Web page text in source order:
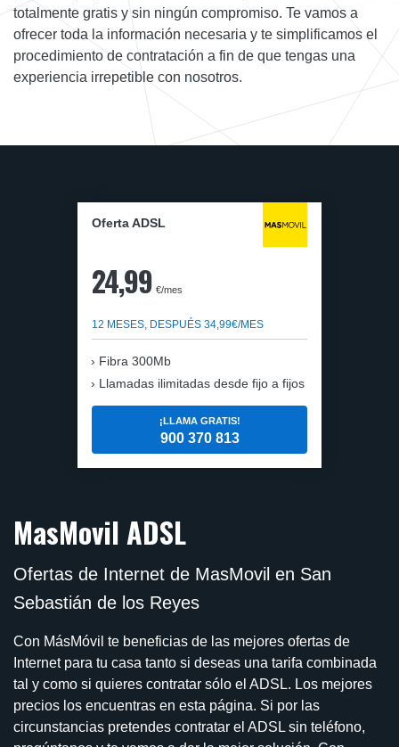
totalmente gratis y sin ningún compromiso. Te vamos a
ofrecer toda la información necesaria y te simplificamos el
procedimiento de contratación a fin de que tengas una
experiencia irrepetible con nosotros.
Oferta ADSL
24,99 €/mes
12 MESES, DESPUÉS 34,99€/MES
Fibra 300Mb
Llamadas ilimitadas desde fijo a fijos
¡LLAMA GRATIS!
900 370 813
MasMovil ADSL
Ofertas de Internet de MasMovil en San
Sebastián de los Reyes
Con MásMóvil te beneficias de las mejores ofertas de
Internet para tu casa tanto si deseas una tarifa combinada
tal y como si quieres contratar sólo el ADSL. Los mejores
precios los encuentras en esta página. Si por las
circunstancias pretendes contratar el ADSL sin teléfono,